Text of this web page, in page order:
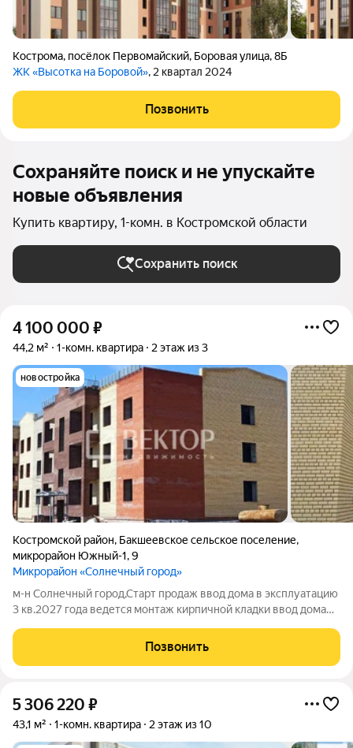
Кострома, посёлок Первомайский, Боровая улица,8Б
ЖК «Высотка на Боровой», 2 квартал 2024
Позвонить
Сохраняйте поиск и не упускайте
новые объявления
Купить квартиру, 1-комн. в Костромской области
Сохранить поиск
4 100 000 ₽
44,2 м² 1-комн. квартира 2 этаж из 3
новостройка
Костромской район, Бакшеевское сельское поселение,
микрорайон Южный-1,9
Микрорайон «Солнечный город»
м-н Солнечный город,Старт продаж ввод дома в эксплуатацию
3 кв.2027 года ведется монтаж кирпичной кладки ввод дома
комнатные квартиры цены
Позвонить
5 306 220 ₽
43,1 м² 1-комн. квартира 2 этаж из 10